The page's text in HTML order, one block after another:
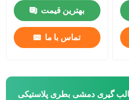
بهترین قیمت
تماس با ما
گیری دمشی بطری پلاستیکی